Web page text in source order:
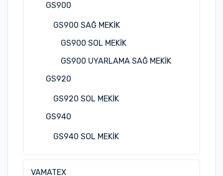
GS900
GS900 SAĞ MEKİK
GS900 SOL MEKİK
GS900 UYARLAMA SAĞ MEKİK
GS920
GS920 SOL MEKİK
GS940
GS940 SOL MEKİK
VAMATEX